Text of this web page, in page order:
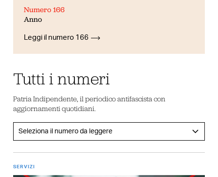
Numero 166
Anno
Leggi il numero 166
Tutti i numeri
Patria Indipendente, il periodico antifascista con
aggiornamenti quotidiani.
SERVIZI